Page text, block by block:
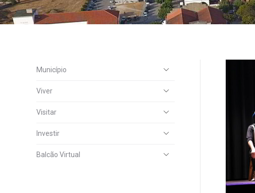
Município
Viver
Visitar
Investir
Balcão Virtual